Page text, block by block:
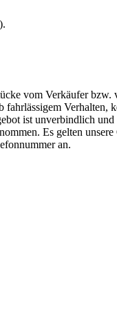
vom Verkäufer
fahrlässigem Verhalten,
ist unverbindlich
Es gelten unsere
an.